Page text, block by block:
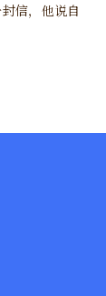
信，他说自